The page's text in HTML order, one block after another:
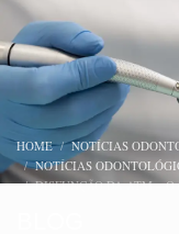
HOME
NOTÍCIAS
NOTÍCIAS
DISFUNÇÃO DA ATM –